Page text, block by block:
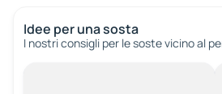
Idee per una sosta
I nostri consigli per le soste vicino al